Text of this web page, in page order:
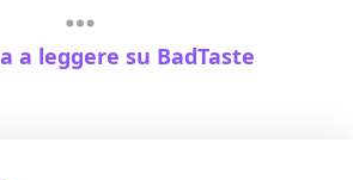
a leggere su BadTaste